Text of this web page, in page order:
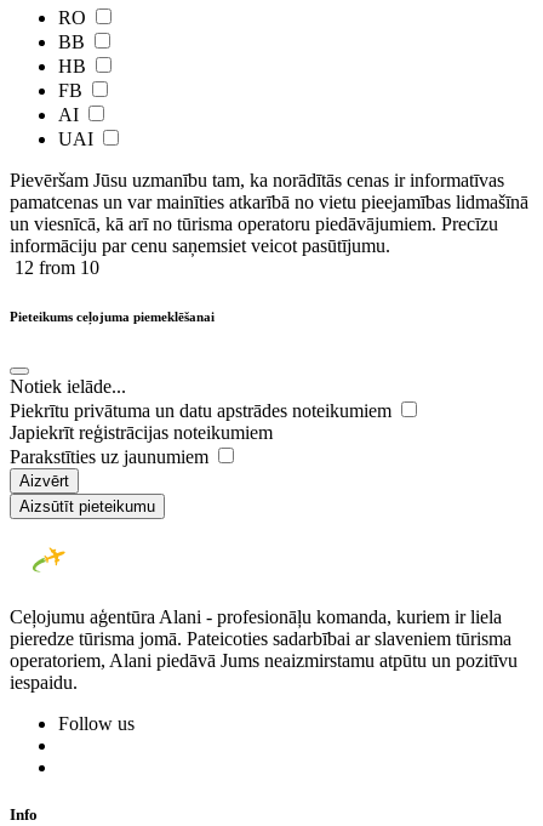
RO
BB
HB
FB
AI
UAI
Pievēršam Jūsu uzmanību tam, ka norādītās cenas ir ​informatīvas ​
pamatcenas un var mainīties atkarībā ​no ​vietu pieejamības lidmašīnā
un viesnīcā, kā arī no tūrisma operatoru piedāvājumiem. Precīzu
informāciju par cenu saņemsiet veicot pasūtījumu.
12 from 10
Pieteikums ceļojuma piemeklēšanai
Notiek ielāde...
Piekrītu privātuma un datu apstrādes noteikumiem
Japiekrīt reģistrācijas noteikumiem
Parakstīties uz jaunumiem
Aizvērt
Aizsūtīt pieteikumu
Ceļojumu aģentūra Alani - profesionāļu komanda, kuriem ir liela
pieredze tūrisma jomā. Pateicoties sadarbībai ar slaveniem tūrisma
operatoriem, Alani piedāvā Jums neaizmirstamu atpūtu un pozitīvu
iespaidu.
Follow us
Info